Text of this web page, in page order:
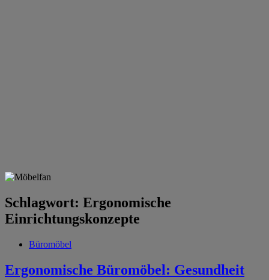
Schlagwort: Ergonomische
Einrichtungskonzepte
Büromöbel
Ergonomische Büromöbel: Gesundheit